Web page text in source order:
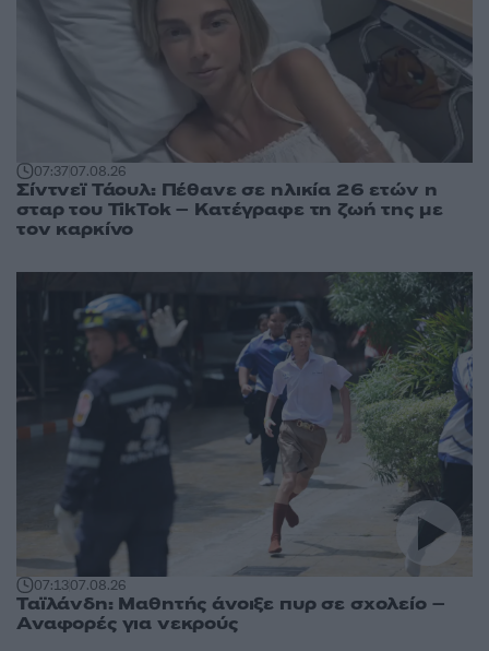
07:3707.08.26
Σίντνεϊ Τάουλ: Πέθανε σε ηλικία 26 ετών η
σταρ του TikTok – Kατέγραφε τη ζωή της με
τον καρκίνο
07:1307.08.26
Ταϊλάνδη: Μαθητής άνοιξε πυρ σε σχολείο –
Αναφορές για νεκρούς